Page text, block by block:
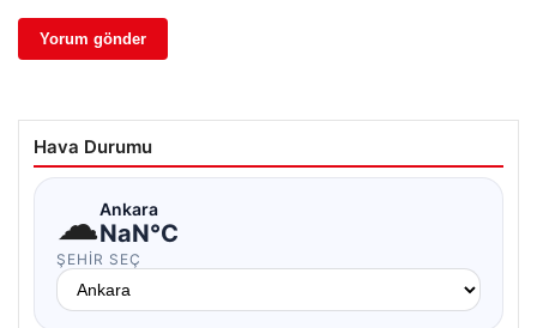
Hava Durumu
☁Ankara
NaN°C
ŞEHIR SEÇ